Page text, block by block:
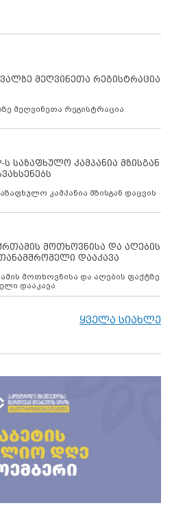
მეღვინეთა რეგისტრაცია
მეღვინეთა რეგისტრაცია
ს საზაფხულო კამპანია მზისგან
კამპანია მზისგან დაცვის
მოთხოვნისა და აღების
დააკავა
დააკავა
ყველა სიახლე